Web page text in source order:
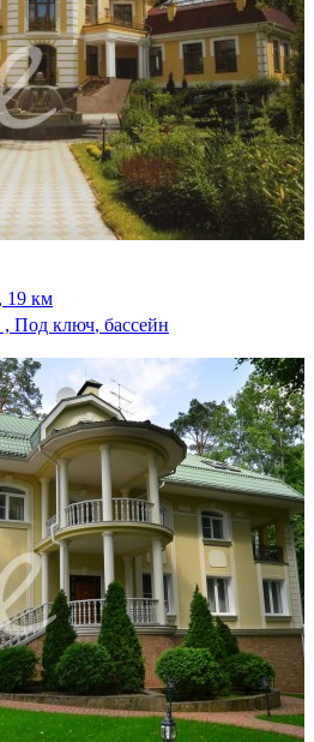
19 км
, Под ключ, бассейн